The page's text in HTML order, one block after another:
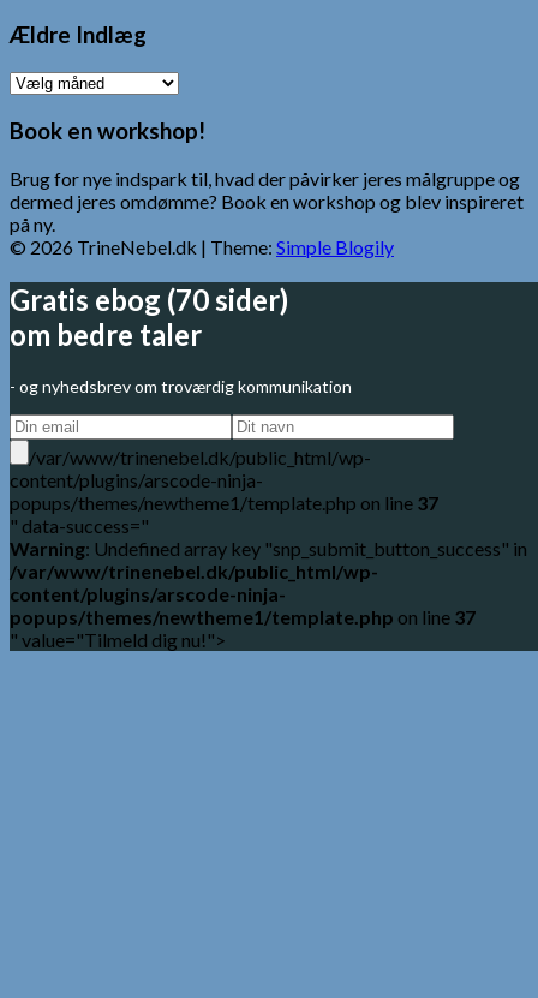
Ældre Indlæg
Ældre
Book en workshop!
Brug for nye indspark til, hvad der påvirker jeres målgruppe og
dermed jeres omdømme? Book en workshop og blev inspireret
på ny.
© 2026 TrineNebel.dk | Theme: Simple Blogily
Gratis ebog (70 sider)
om bedre taler
- og nyhedsbrev om troværdig kommunikation
/var/www/trinenebel.dk/public_html/wp-
content/plugins/arscode-ninja-
popups/themes/newtheme1/template.php on line 37
" data-success="
Warning: Undefined array key "snp_submit_button_success" in
/var/www/trinenebel.dk/public_html/wp-
content/plugins/arscode-ninja-
popups/themes/newtheme1/template.php on line 37
" value="Tilmeld dig nu!">